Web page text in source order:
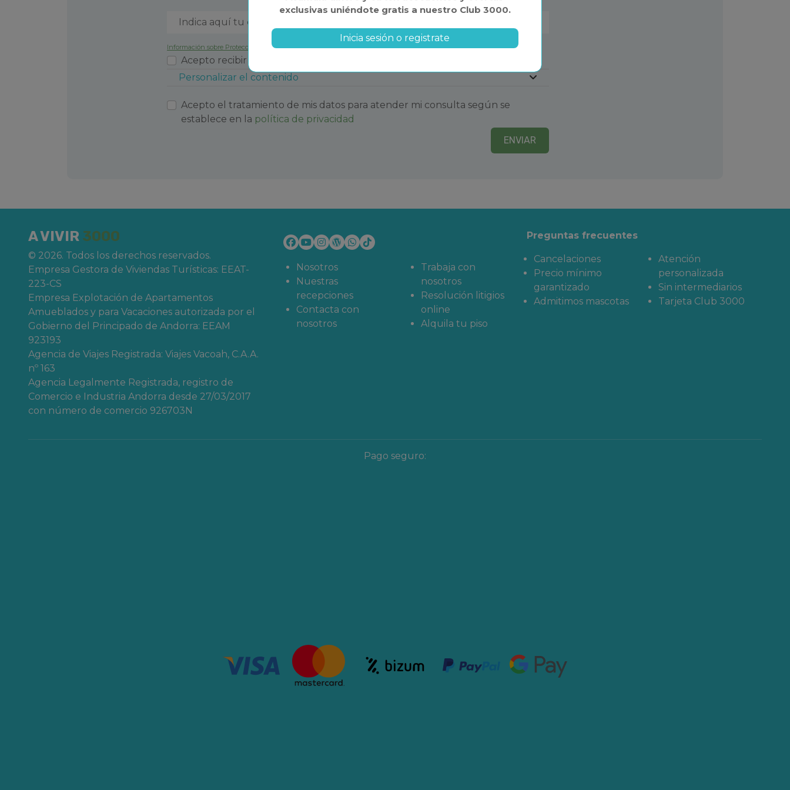
igualmente en la amplia oferta de restaurantes.
localidades llenas de sol esperándote para disfrutar unas vacaciones
todo tipo de servicios, te contamos unos cuantos aquí:
Apartamentos con parking en Costa Dorada
Apartamentos con ascensor en Costa Dorada
Información sobre Protección de datos
Acepto recibir promociones.
Personalizar el contenido
Acepto el tratamiento de mis datos para atender mi consulta según se
establece en la política de privacidad
ENVIAR
exclusivas uniéndote gratis a nuestro Club 3000.
Inicia sesión o registrate
A VIVIR 3000
© 2026. Todos los derechos reservados.
Empresa Gestora de Viviendas Turísticas: EEAT-
223-CS
Empresa Explotación de Apartamentos
Amueblados y para Vacaciones autorizada por el
Gobierno del Principado de Andorra: EEAM
923193
Agencia de Viajes Registrada: Viajes Vacoah, C.A.A.
nº 163
Agencia Legalmente Registrada, registro de
Comercio e Industria Andorra desde 27/03/2017
con número de comercio 926703N
Nosotros
Nuestras
recepciones
Contacta con
nosotros
Trabaja con
nosotros
Resolución litigios
online
Alquila tu piso
Preguntas frecuentes
Cancelaciones
Precio mínimo
garantizado
Admitimos mascotas
Atención
personalizada
Sin intermediarios
Tarjeta Club 3000
Pago seguro: